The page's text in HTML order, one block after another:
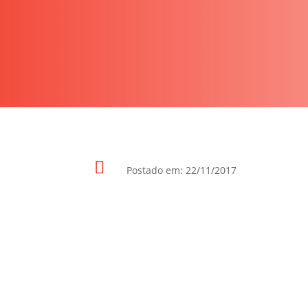
 Postado em: 22/11/2017